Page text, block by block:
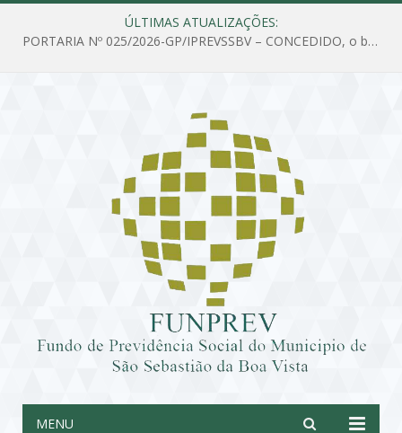
ÚLTIMAS ATUALIZAÇÕES:
PORTARIA Nº 025/2026-GP/IPREVSSBV – CONCEDIDO, o benefício de PENSÃO a MARIA ESTELA DOS SANTOS SOUZA
MENU